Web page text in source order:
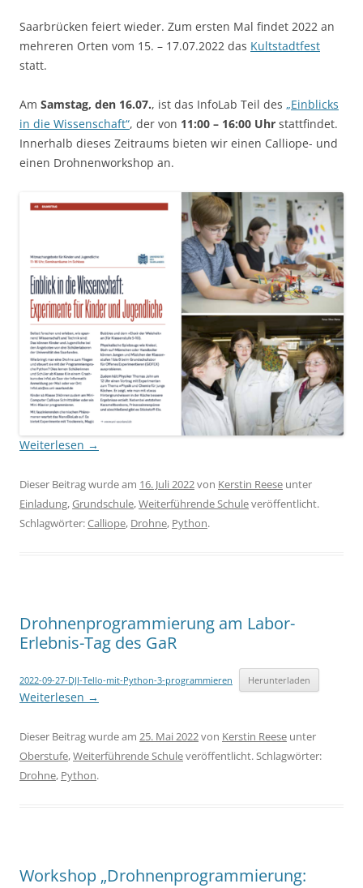
Saarbrücken feiert wieder. Zum ersten Mal findet 2022 an
mehreren Orten vom 15. – 17.07.2022 das Kultstadtfest
statt.
Am Samstag, den 16.07., ist das InfoLab Teil des „Einblicks
in die Wissenschaft“, der von 11:00 – 16:00 Uhr stattfindet.
Innerhalb dieses Zeitraums bieten wir einen Calliope- und
einen Drohnenworkshop an.
Weiterlesen →
Dieser Beitrag wurde am 16. Juli 2022von Kerstin Reese unter
Einladung,Grundschule,Weiterführende Schuleveröffentlicht.
Schlagwörter:Calliope, Drohne, Python.
Drohnenprogrammierung am Labor-
Erlebnis-Tag des GaR
2022-09-27-DJI-Tello-mit-Python-3-programmieren Herunterladen
Weiterlesen →
Dieser Beitrag wurde am 25. Mai 2022von Kerstin Reese unter
Oberstufe,Weiterführende Schuleveröffentlicht. Schlagwörter:
Drohne, Python.
Workshop „Drohnenprogrammierung: